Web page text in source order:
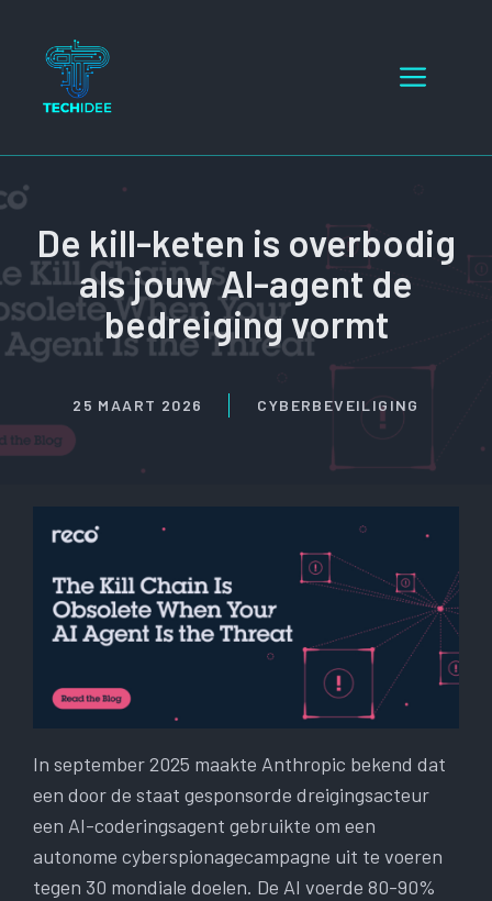
inhoud
Menu
De kill-keten is overbodig
als jouw AI-agent de
bedreiging vormt
25 MAART 2026 CYBERBEVEILIGING
In september 2025 maakte Anthropic bekend dat
een door de staat gesponsorde dreigingsacteur
een AI-coderingsagent gebruikte om een ​​
autonome cyberspionagecampagne uit te voeren
tegen 30 mondiale doelen. De AI voerde 80-90%